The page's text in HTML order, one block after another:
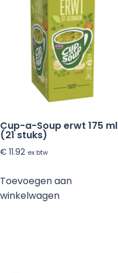
Cup-a-Soup erwt 175 ml
(21 stuks)
€ 11.92 ex btw
Toevoegen aan
winkelwagen